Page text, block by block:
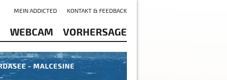
WEBCAM VORHERSAGE
MEIN ADDICTED KONTAKT & FEEDBACK